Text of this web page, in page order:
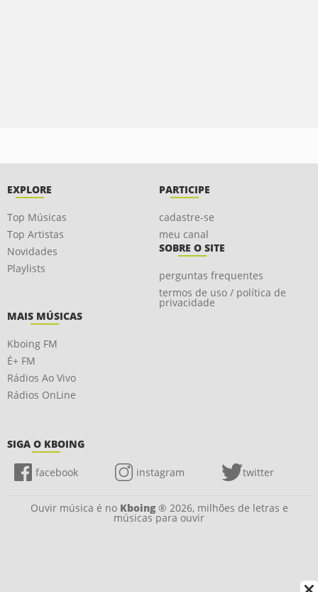
EXPLORE
Top Músicas
Top Artistas
Novidades
Playlists
PARTICIPE
cadastre-se
meu canal
SOBRE O SITE
perguntas frequentes
termos de uso / política de
privacidade
MAIS MÚSICAS
Kboing FM
É+ FM
Rádios Ao Vivo
Rádios OnLine
SIGA O KBOING
facebook instagram twitter
Ouvir música é no Kboing® 2026, milhões de letras e
músicas para ouvir